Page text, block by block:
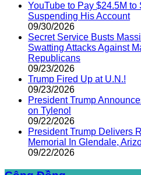
YouTube to Pay $24.5M
Suspending His Account
09/30/2026
Secret Service Busts
Swatting Attacks Against
Republicans
09/23/2026
Trump Fired Up at U.N.!
09/23/2026
President Trump
on Tylenol
09/22/2026
President Trump Delivers
Memorial In Glendale,
09/22/2026